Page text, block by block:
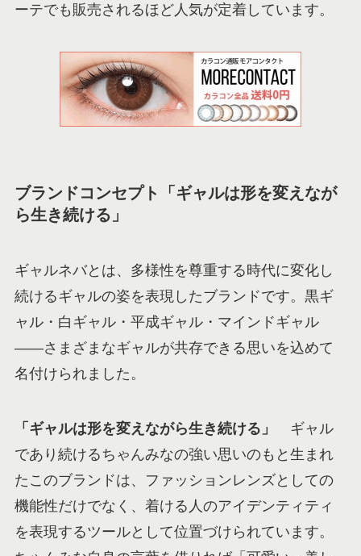
ーテでも販売されるほど人気が定着しています。
ブランドコンセプト「ギャルは形を変えなが
ら生き続ける」
ギャルネバとは、多様性を尊重する時代に変化し
続けるギャルの姿を表現したブランドです。黒ギ
ャル・白ギャル・平成ギャル・マインドギャル
——さまざまなギャルが共存できる思いを込めて
名付けられました。
「ギャルは形を変えながら生き続ける」
ギャル
であり続けるちゃんみなの強い思いのもと生まれ
たこのブランドは、ファッションレンズとしての
機能性だけでなく、着ける人のアイデンティティ
を表現するツールとして位置づけられています。